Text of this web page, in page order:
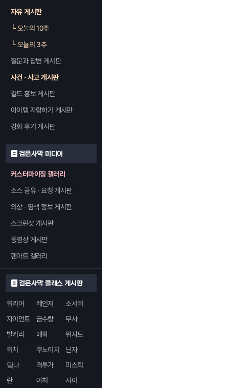
자유 게시판
└오늘의 10추
└오늘의 3추
질문과 답변 게시판
사건 · 사고 게시판
길드 홍보 게시판
아이템 자랑하기 게시판
강화 후기 게시판
검은사막 미디어
커스터마이징 갤러리
소스 공유 · 요청 게시판
의상 · 염색 정보 게시판
스크린샷 게시판
동영상 게시판
팬아트 갤러리
검은사막 클래스 게시판
워리어 레인저
소서러
자이언트
금수랑
무사
발키리
매화
위자드
위치
쿠노이치
닌자
닼나
격투가
미스틱
란
아처
샤이